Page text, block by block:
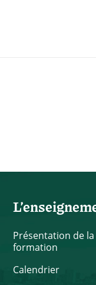
Présentation de la
formation
Calendrier